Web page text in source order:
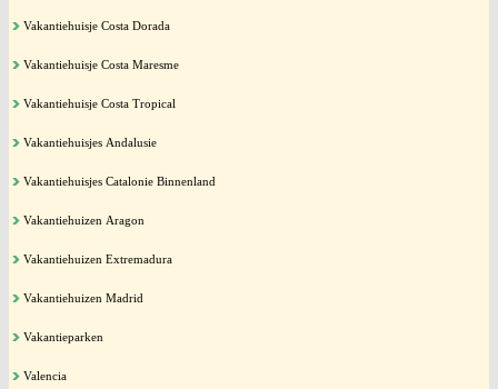
Vakantiehuisje Costa Dorada
Vakantiehuisje Costa Maresme
Vakantiehuisje Costa Tropical
Vakantiehuisjes Andalusie
Vakantiehuisjes Catalonie Binnenland
Vakantiehuizen Aragon
Vakantiehuizen Extremadura
Vakantiehuizen Madrid
Vakantieparken
Valencia